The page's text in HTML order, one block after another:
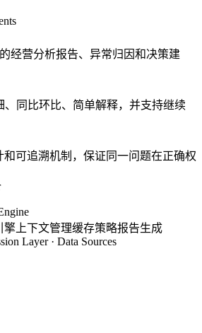
经营分析报告、异常归因和决策建
、同比环比、简单解释，并支持继续
可追溯机制，保证同一问题在正确权
擎 上下文管理缓存策略报告生成
Layer · Data Sources